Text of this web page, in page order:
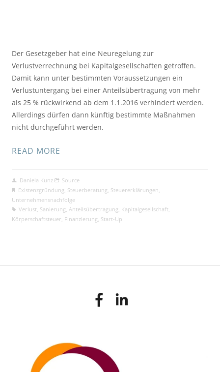
Der Gesetzgeber hat eine Neuregelung zur
Verlustverrechnung bei Kapitalgesellschaften getroffen.
Damit kann unter bestimmten Voraussetzungen ein
Verlustuntergang bei einer Anteilsübertragung von mehr
als 25 % rückwirkend ab dem 1.1.2016 verhindert werden.
Allerdings dürfen dann künftig bestimmte Maßnahmen
nicht durchgeführt werden.
READ MORE
Daniela Kunz
Source
Existenzgründung Steuerberatung Steuererklärungen
Unternehmensnachfolge
Verlust Sanierung Anteilsübertragung Kapitalgesellschaft
Körperschaftsteuer Finanzierung Start-Up